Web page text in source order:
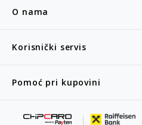
O nama
Korisnički servis
Pomoć pri kupovini